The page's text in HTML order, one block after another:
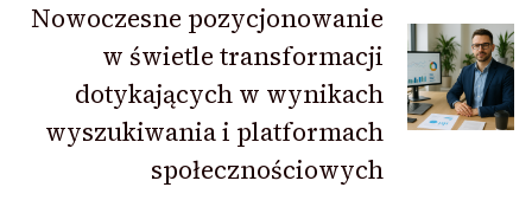
Nowoczesne pozycjonowanie
w świetle transformacji
dotykających w wynikach
wyszukiwania i platformach
społecznościowych